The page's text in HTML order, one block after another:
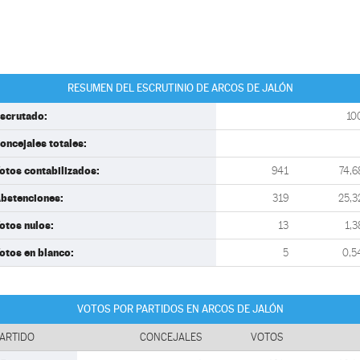
RESUMEN DEL ESCRUTINIO DE ARCOS DE JALÓN
totales:
contabilizados: 941
319
nulos: 13
en blanco: 5
VOTOS POR PARTIDOS EN ARCOS DE JALÓN
CONCEJALES VOTOS